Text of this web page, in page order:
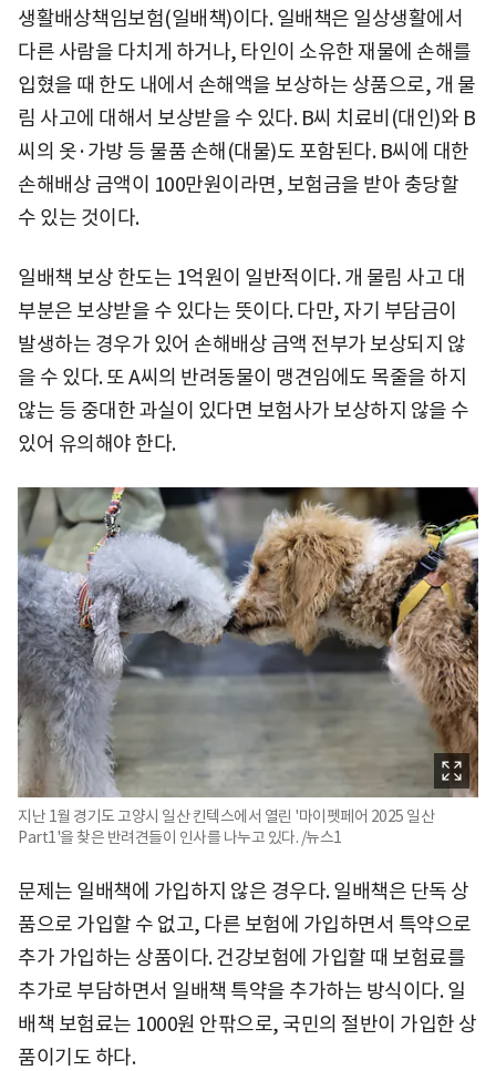
생활배상책임보험(일배책)이다. 일배책은 일상생활에서
다른 사람을 다치게 하거나, 타인이 소유한 재물에 손해를
입혔을 때 한도 내에서 손해액을 보상하는 상품으로, 개 물
림 사고에 대해서 보상받을 수 있다. B씨 치료비(대인)와 B
씨의 옷·가방 등 물품 손해(대물)도 포함된다. B씨에 대한
손해배상 금액이 100만원이라면, 보험금을 받아 충당할
수 있는 것이다.
일배책 보상 한도는 1억원이 일반적이다. 개 물림 사고 대
부분은 보상받을 수 있다는 뜻이다. 다만, 자기 부담금이
발생하는 경우가 있어 손해배상 금액 전부가 보상되지 않
을 수 있다. 또 A씨의 반려동물이 맹견임에도 목줄을 하지
않는 등 중대한 과실이 있다면 보험사가 보상하지 않을 수
있어 유의해야 한다.
지난 1월 경기도 고양시 일산 킨텍스에서 열린 '마이펫페어 2025 일산
Part1'을 찾은 반려견들이 인사를 나누고 있다. /뉴스1
문제는 일배책에 가입하지 않은 경우다. 일배책은 단독 상
품으로 가입할 수 없고, 다른 보험에 가입하면서 특약으로
추가 가입하는 상품이다. 건강보험에 가입할 때 보험료를
추가로 부담하면서 일배책 특약을 추가하는 방식이다. 일
배책 보험료는 1000원 안팎으로, 국민의 절반이 가입한 상
품이기도 하다.